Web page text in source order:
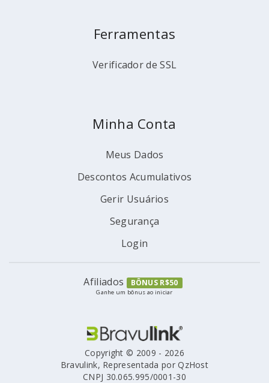
Ferramentas
Verificador de SSL
Minha Conta
Meus Dados
Descontos Acumulativos
Gerir Usuários
Segurança
Login
Afiliados BÔNUS R$50
Ganhe um bônus ao iniciar
Copyright © 2009 - 2026
Bravulink, Representada por QzHost
CNPJ 30.065.995/0001-30